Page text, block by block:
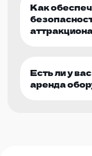
Как
Есть ли у
аренда